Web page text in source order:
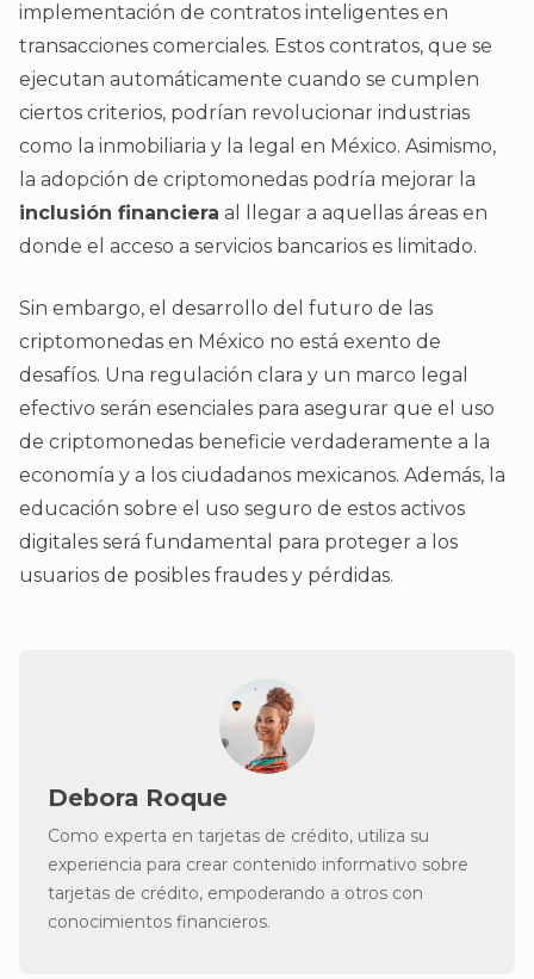
implementación de contratos inteligentes en
transacciones comerciales. Estos contratos, que se
ejecutan automáticamente cuando se cumplen
ciertos criterios, podrían revolucionar industrias
como la inmobiliaria y la legal en México. Asimismo,
la adopción de criptomonedas podría mejorar la
inclusión financiera al llegar a aquellas áreas en
donde el acceso a servicios bancarios es limitado.
Sin embargo, el desarrollo del futuro de las
criptomonedas en México no está exento de
desafíos. Una regulación clara y un marco legal
efectivo serán esenciales para asegurar que el uso
de criptomonedas beneficie verdaderamente a la
economía y a los ciudadanos mexicanos. Además, la
educación sobre el uso seguro de estos activos
digitales será fundamental para proteger a los
usuarios de posibles fraudes y pérdidas.
Debora Roque
Como experta en tarjetas de crédito, utiliza su
experiencia para crear contenido informativo sobre
tarjetas de crédito, empoderando a otros con
conocimientos financieros.